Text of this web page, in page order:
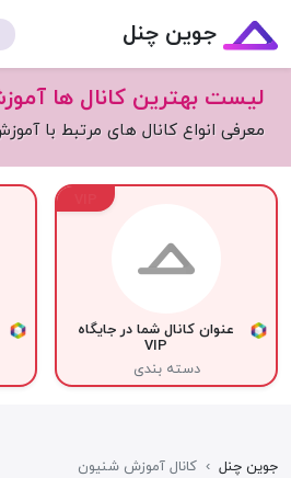
جوین چنل
لیست بهترین کانال ها
معرفی انواع کانال های مرتبط با
عنوان کانال شما در جایگاه
VIP
دسته بندی
جوین چنل › کانال آموزش شنیون